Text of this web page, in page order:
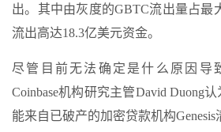
出。其中由灰度的GBTC流出量占最
流出高达18.3亿美元资金。
尽管目前无法确定是什么原因导
Coinbase机构研究主管David Duong
能来自已破产的加密贷款机构